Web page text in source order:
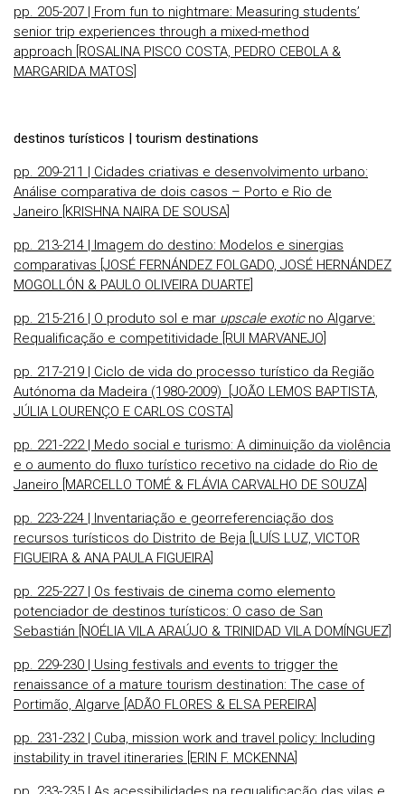
pp. 205-207 | From fun to nightmare: Measuring students’
senior trip experiences through a mixed-method
approach [ROSALINA PISCO COSTA, PEDRO CEBOLA &
MARGARIDA MATOS]
destinos turísticos | tourism destinations
pp. 209-211 | Cidades criativas e desenvolvimento urbano:
Análise comparativa de dois casos – Porto e Rio de
Janeiro [KRISHNA NAIRA DE SOUSA]
pp. 213-214 | Imagem do destino: Modelos e sinergias
comparativas [JOSÉ FERNÁNDEZ FOLGADO, JOSÉ HERNÁNDEZ
MOGOLLÓN & PAULO OLIVEIRA DUARTE]
pp. 215-216 | O produto sol e mar upscale exoticno Algarve:
Requalificação e competitividade [RUI MARVANEJO]
pp. 217-219 | Ciclo de vida do processo turístico da Região
Autónoma da Madeira (1980-2009) [JOÃO LEMOS BAPTISTA,
JÚLIA LOURENÇO E CARLOS COSTA]
pp. 221-222 | Medo social e turismo: A diminuição da violência
e o aumento do fluxo turístico recetivo na cidade do Rio de
Janeiro [MARCELLO TOMÉ & FLÁVIA CARVALHO DE SOUZA]
pp. 223-224 | Inventariação e georreferenciação dos
recursos turísticos do Distrito de Beja [LUÍS LUZ, VICTOR
FIGUEIRA & ANA PAULA FIGUEIRA]
pp. 225-227 | Os festivais de cinema como elemento
potenciador de destinos turísticos: O caso de San
Sebastián [NOÉLIA VILA ARAÚJO & TRINIDAD VILA DOMÍNGUEZ]
pp. 229-230 | Using festivals and events to trigger the
renaissance of a mature tourism destination: The case of
Portimão, Algarve [ADÃO FLORES & ELSA PEREIRA]
pp. 231-232 | Cuba, mission work and travel policy: Including
instability in travel itineraries [ERIN F. MCKENNA]